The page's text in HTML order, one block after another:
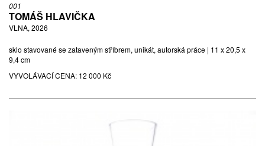
001
TOMÁŠ HLAVIČKA
VLNA, 2026
sklo stavované se zataveným stříbrem, unikát, autorská práce | 11 x 20,5 x
9,4 cm
VYVOLÁVACÍ CENA: 12 000 Kč